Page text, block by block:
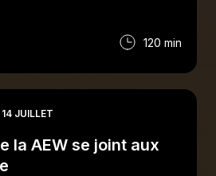
Hébert, Geneviève
de l'actualité de la
Au menu : le PPV
discussion sur
bien se vendre dans
120 min
14 JUILLET
la AEW se joint aux